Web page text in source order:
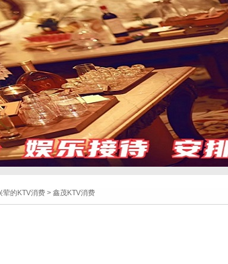
荤的KTV消费 > 鑫茂KTV消费